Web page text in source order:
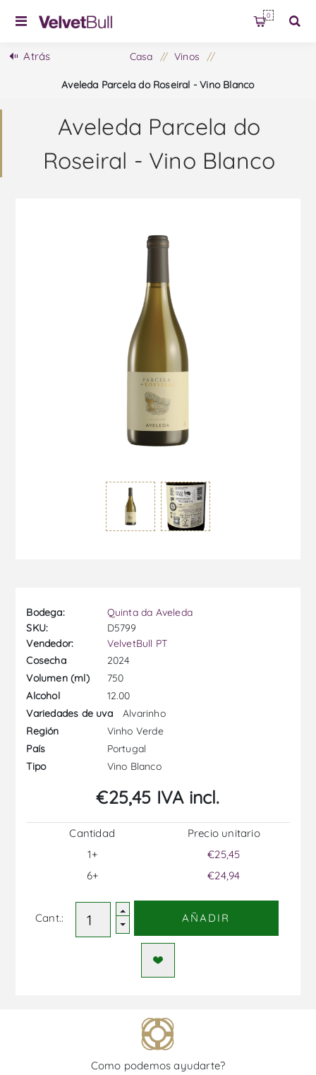
0
Atrás Casa / Vinos /
Aveleda Parcela do Roseiral - Vino Blanco
Aveleda Parcela do
Roseiral - Vino Blanco
Bodega:
Quinta da Aveleda
SKU:
D5799
Vendedor:
VelvetBull PT
Cosecha
2024
Volumen (ml)
750
Alcohol
12.00
Variedades de uva
Alvarinho
Región
Vinho Verde
País
Portugal
Tipo
Vino Blanco
€25,45 IVA incl.
Cantidad
1+
6+
Precio unitario
€25,45
€24,94
Cant.: AÑADIR
Como podemos ayudarte?